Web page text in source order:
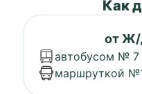
Как
от Ж/
автобусом № 7
маршруткой